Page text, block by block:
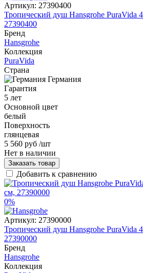
Артикул: 27390400
Тропический душ Hansgrohe PuraVida
27390400
Бренд
Hansgrohe
Коллекция
PuraVida
Страна
Германия
Гарантия
5 лет
Основной цвет
белый
Поверхность
глянцевая
5 560 руб /шт
Нет в наличии
Заказать товар
Добавить к сравнению
0%
Артикул: 27390000
Тропический душ Hansgrohe PuraVida
27390000
Бренд
Hansgrohe
Коллекция